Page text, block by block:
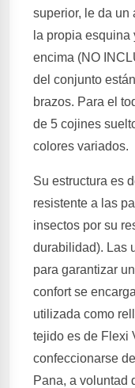
superior, le da un
la propia
encima (NO
del conjunto
brazos. Para el
de 5 cojines
colores variados.
Su estructura es
resistente a las
insectos por su
durabilidad). Las
para garantizar
confort se
utilizada como
tejido es de Flexi
confeccionarse
Pana, a voluntad